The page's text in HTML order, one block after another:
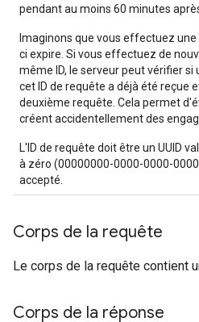
pendant au moins 60 minutes
Imaginons que vous effectuez
ci expire. Si vous effectuez de
même ID, le serveur peut vérifier
cet ID de requête a déjà été reçue
deuxième requête. Cela permet
créent accidentellement des
L'ID de requête doit être un UUID
à zéro (00000000-0000-0000-
accepté.
Corps de la requête
Le corps de la requête contient
Corps de la réponse